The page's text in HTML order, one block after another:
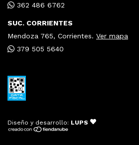
362 486 6762
SUC. CORRIENTES
Mendoza 765, Corrientes. Ver mapa
379 505 5640
Diseño y desarrollo: LUPS